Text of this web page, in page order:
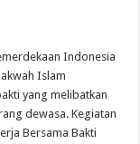
Bazar Rakyat LDII,
Hadapi Kriminalitas
Dibekali Pengelolaan
Jadi Bekal Menuju
Indonesia
Islam
yang melibatkan
dewasa. Kegiatan
Bersama Bakti